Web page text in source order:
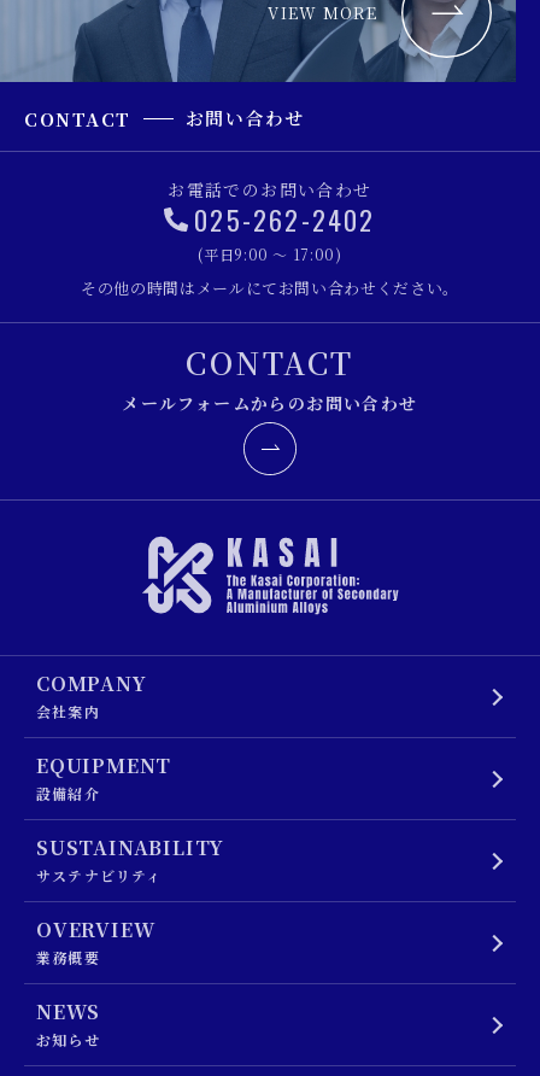
VIEW MORE
CONTACT お問い合わせ
お電話でのお問い合わせ
025-262-2402
(平日9:00 ～ 17:00)
その他の時間はメールにてお問い合わせください。
CONTACT
メールフォームからのお問い合わせ
COMPANY
会社案内
EQUIPMENT
設備紹介
SUSTAINABILITY
サステナビリティ
OVERVIEW
業務概要
NEWS
お知らせ